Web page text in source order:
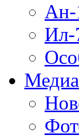
Ан-
Ил-
Медиа